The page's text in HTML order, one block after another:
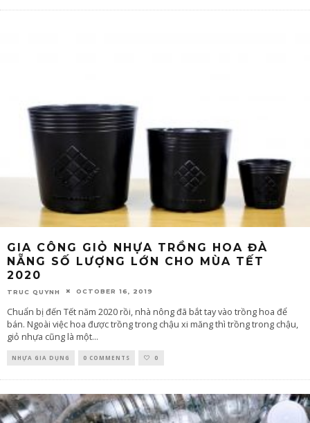
GIA CÔNG GIỎ NHỰA TRỒNG HOA ĐÀ
NẴNG SỐ LƯỢNG LỚN CHO MÙA TẾT
2020
TRUC QUYNH OCTOBER 16, 2019
Chuẩn bị đến Tết năm 2020 rồi, nhà nông đã bắt tay vào trồng hoa để
bán. Ngoài việc hoa được trồng trong chậu xi măng thì trồng trong chậu,
giỏ nhựa cũng là một...
NHỰA GIA DỤNG 0 COMMENTS 0